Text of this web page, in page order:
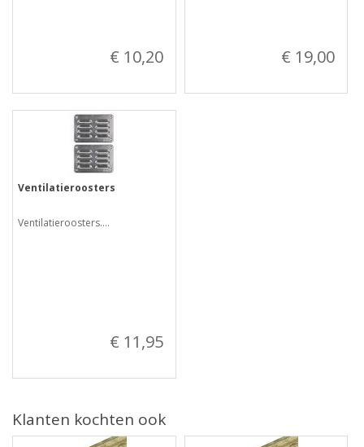
€ 10,20 € 19,00
Ventilatieroosters
Ventilatieroosters....
€ 11,95
Klanten kochten ook